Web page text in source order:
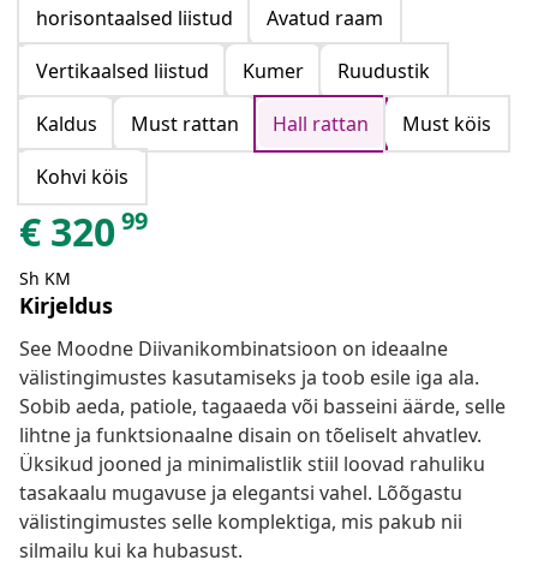
horisontaalsed liistud
Avatud raam
Vertikaalsed liistud
Kumer
Ruudustik
Kaldus
Must rattan Hall rattan
Must köis
Kohvi köis
€ 32099
Sh KM
Kirjeldus
See Moodne Diivanikombinatsioon on ideaalne
välistingimustes kasutamiseks ja toob esile iga ala.
Sobib aeda, patiole, tagaaeda või basseini äärde, selle
lihtne ja funktsionaalne disain on tõeliselt ahvatlev.
Üksikud jooned ja minimalistlik stiil loovad rahuliku
tasakaalu mugavuse ja elegantsi vahel. Lõõgastu
välistingimustes selle komplektiga, mis pakub nii
silmailu kui ka hubasust.